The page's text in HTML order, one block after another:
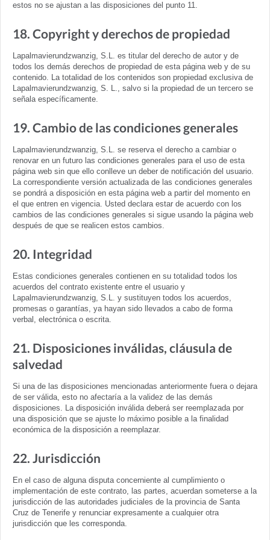
estos no se ajustan a las disposiciones del punto 11.
18. Copyright y derechos de propiedad
Lapalmavierundzwanzig, S.L. es titular del derecho de autor y de
todos los demás derechos de propiedad de esta página web y de su
contenido. La totalidad de los contenidos son propiedad exclusiva de
Lapalmavierundzwanzig, S. L., salvo si la propiedad de un tercero se
señala específicamente.
19. Cambio de las condiciones generales
Lapalmavierundzwanzig, S.L. se reserva el derecho a cambiar o
renovar en un futuro las condiciones generales para el uso de esta
página web sin que ello conlleve un deber de notificación del usuario.
La correspondiente versión actualizada de las condiciones generales
se pondrá a disposición en esta página web a partir del momento en
el que entren en vigencia. Usted declara estar de acuerdo con los
cambios de las condiciones generales si sigue usando la página web
después de que se realicen estos cambios.
20. Integridad
Estas condiciones generales contienen en su totalidad todos los
acuerdos del contrato existente entre el usuario y
Lapalmavierundzwanzig, S.L. y sustituyen todos los acuerdos,
promesas o garantías, ya hayan sido llevados a cabo de forma
verbal, electrónica o escrita.
21. Disposiciones inválidas, cláusula de
salvedad
Si una de las disposiciones mencionadas anteriormente fuera o dejara
de ser válida, esto no afectaría a la validez de las demás
disposiciones. La disposición inválida deberá ser reemplazada por
una disposición que se ajuste lo máximo posible a la finalidad
económica de la disposición a reemplazar.
22. Jurisdicción
En el caso de alguna disputa concerniente al cumplimiento o
implementación de este contrato, las partes, acuerdan someterse a la
jurisdicción de las autoridades judiciales de la provincia de Santa
Cruz de Tenerife y renunciar expresamente a cualquier otra
jurisdicción que les corresponda.